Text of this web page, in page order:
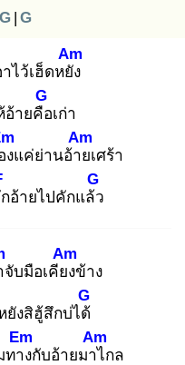
G | G
าไว้เฮ็ดหยัง
Am
อ้ายคือ
G
เก่า
งแค่ย่านอ้าย
Am
เศร้า
อ้ายไปคักแล้ว
G
จับมือเคียง
Am
ข้าง
ยังสิฮู้สึกบ่ได้
G
าง
Em
กับอ้ายมาไ
Am
กล